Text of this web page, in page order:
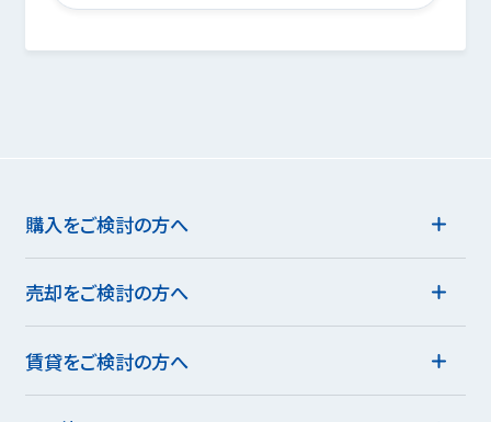
購入をご検討の方へ
売却をご検討の方へ
賃貸をご検討の方へ